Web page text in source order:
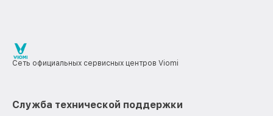
Сеть официальных сервисных центров Viomi
Служба технической поддержки